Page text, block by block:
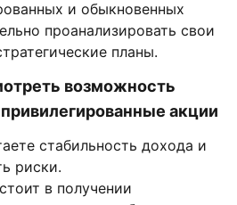
и обыкновенных
проанализировать свои
планы.
возможность
акции
стабильность дохода и
риски.
в получении